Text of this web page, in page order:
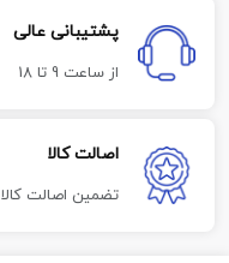
پشتیبانی عالی
از ساعت 9 تا 18
اصالت کالا
تضمین اصالت کالا